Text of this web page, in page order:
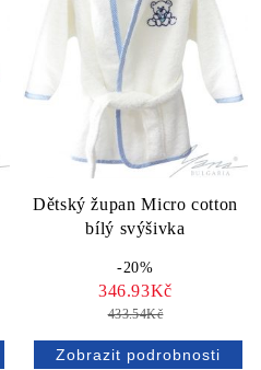
Dětský župan Micro cotton
bílý svýšivka
-20%
346.93Kč
433.54Kč
Zobrazit podrobnosti